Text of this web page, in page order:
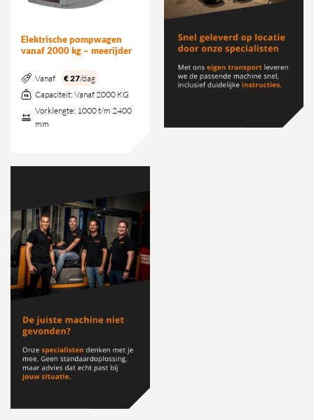
Elektrische pompwagen
vanaf 2000 kg – meerijder
Vanaf € 27/dag
Capaciteit: Vanaf 2000 KG
Vorklengte: 1000 t/m 2400
mm